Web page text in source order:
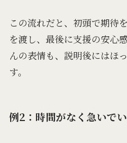
この流れだと、初頭で期待
を渡し、最後に支援の安心
んの表情も、説明後にはほ
す。
例2：時間がなく急いで